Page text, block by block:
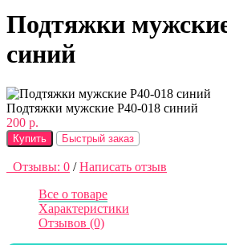
Подтяжки
синий
Подтяжки мужские P40-018 синий
200 р.
Купить Быстрый заказ
Отзывы: 0 / Написать отзыв
Все о товаре
Характеристики
Отзывов (0)